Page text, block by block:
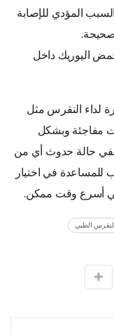
المؤدي للإصابة
اليوريك داخل
لداء النقرس مثل
مفاجئة وبشكل
حالة حدوث أي من
للمساعدة في اختيار
في أسرع وقت ممكن.
الطبي